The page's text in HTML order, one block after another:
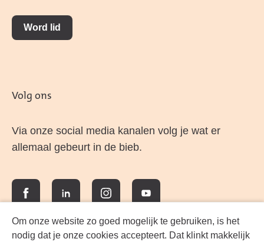
Om onze website zo goed mogelijk te gebruiken, is het
nodig dat je onze cookies accepteert. Dat klinkt makkelijk
Word lid
Volg ons
Via onze social media kanalen volg je wat er
allemaal gebeurt in de bieb.
FacebookLinkedIn InstagramYouTube